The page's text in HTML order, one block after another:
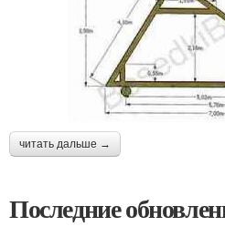
читать дальше →
Последние